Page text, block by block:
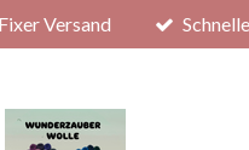
Fixer Versand